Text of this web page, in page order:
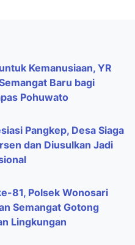
Kemanusiaan, YR
Baru bagi
Pohuwato
Pangkep, Desa Siaga
dan Diusulkan Jadi
81, Polsek Wonosari
Semangat Gotong
Lingkungan